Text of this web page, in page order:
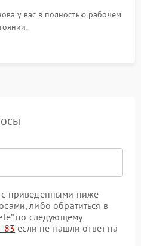
у вас в полностью рабочем
с приведенными ниже
либо обратиться в
по следующему
83 если не нашли ответ на